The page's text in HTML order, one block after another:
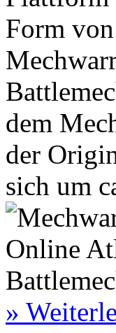
Form
dem
der
sich um
»